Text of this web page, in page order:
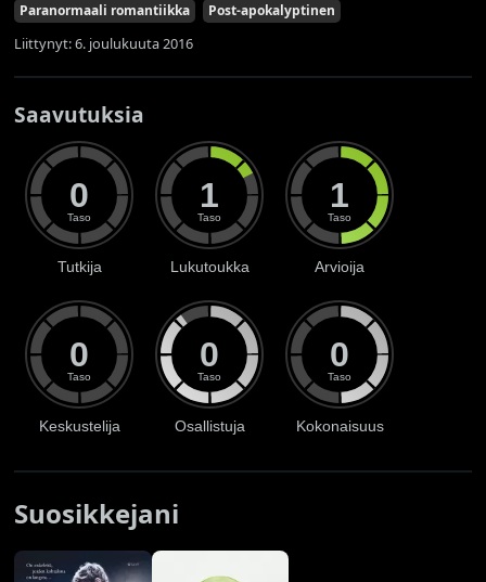
Paranormaali romantiikka
Post-apokalyptinen
Liittynyt: 6. joulukuuta 2016
Saavutuksia
0
Taso
Tutkija
1
Taso
Lukutoukka
1
Taso
Arvioija
0
Taso
Keskustelija
0
Taso
Osallistuja
0
Taso
Kokonaisuus
Suosikkejani